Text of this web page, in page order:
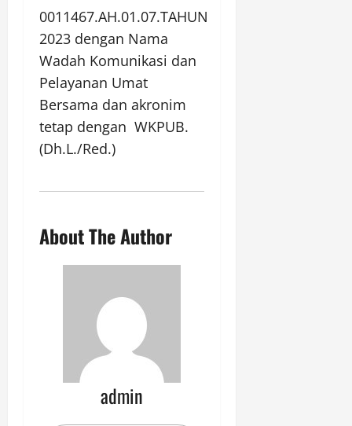
0011467.AH.01.07.TAHUN
2023 dengan Nama
Wadah Komunikasi dan
Pelayanan Umat
Bersama dan akronim
tetap dengan WKPUB.
(Dh.L./Red.)
About The Author
admin